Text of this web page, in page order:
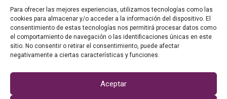
Para ofrecer las mejores experiencias, utilizamos tecnologías como las
cookies para almacenar y/o acceder a la información del dispositivo. El
consentimiento de estas tecnologías nos permitirá procesar datos como
el comportamiento de navegación o las identificaciones únicas en este
sitio. No consentir o retirar el consentimiento, puede afectar
negativamente a ciertas características y funciones.
Aceptar
Cómo
comprar
Política de
privacidad
cookies
somos
Contacto
Mi cuenta
tipo de
consulta:
didarthandma
de@gmail.com
O escríbenos
por WhatsApp:
on